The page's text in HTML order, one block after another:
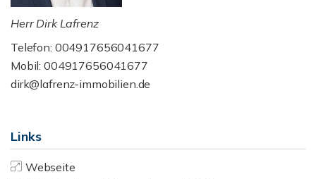
Herr Dirk Lafrenz
Telefon: 004917656041677
Mobil: 004917656041677
dirk@lafrenz-immobilien.de
Links
Webseite